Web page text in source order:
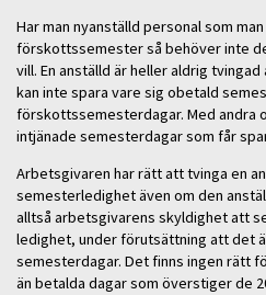
Har man nyanställd personal som
förskottssemester så behöver inte
vill. En anställd är heller aldrig
kan inte spara vare sig obetald
förskottssemesterdagar. Med andra
intjänade semesterdagar som får
Arbetsgivaren har rätt att tvinga en
semesterledighet även om den
alltså arbetsgivarens skyldighet att
ledighet, under förutsättning att det
semesterdagar. Det finns ingen rätt
än betalda dagar som överstiger de